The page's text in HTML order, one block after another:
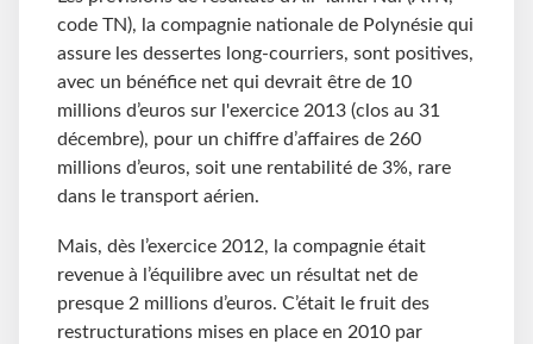
code TN), la compagnie nationale de Polynésie qui
assure les dessertes long-courriers, sont positives,
avec un bénéfice net qui devrait être de 10
millions d’euros sur l'exercice 2013 (clos au 31
décembre), pour un chiffre d’affaires de 260
millions d’euros, soit une rentabilité de 3%, rare
dans le transport aérien.
Mais, dès l’exercice 2012, la compagnie était
revenue à l’équilibre avec un résultat net de
presque 2 millions d’euros. C’était le fruit des
restructurations mises en place en 2010 par